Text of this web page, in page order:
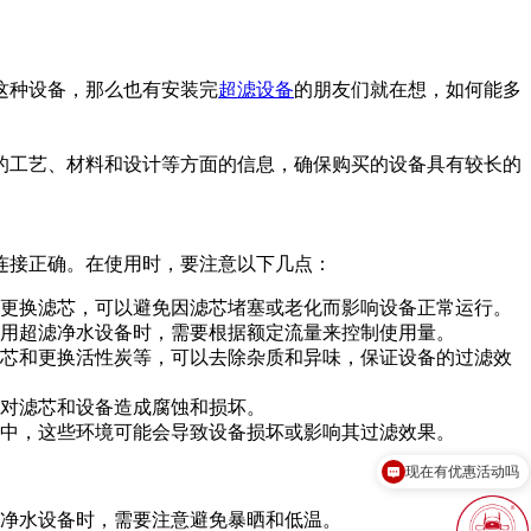
种设备，那么也有安装完超滤设备的朋友们就在想，如何能多
艺、材料和设计等方面的信息，确保购买的设备具有较长的
正确。在使用时，要注意以下几点：
滤芯，可以避免因滤芯堵塞或老化而影响设备正常运行。
滤净水设备时，需要根据额定流量来控制使用量。
和更换活性炭等，可以去除杂质和异味，保证设备的过滤效
滤芯和设备造成腐蚀和损坏。
这些环境可能会导致设备损坏或影响其过滤效果。
水设备时，需要注意避免暴晒和低温。
可以介绍下你们的产品么？
现在有优惠活动吗